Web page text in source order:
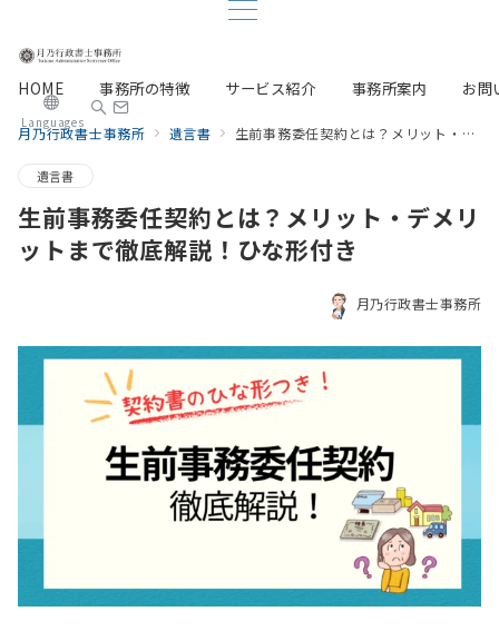
Languages
HOME 事務所の特徴 サービス紹介 事務所案内 お問
月乃行政書士事務所 遺言書 生前事務委任契約とは？メリット・デメリットまで徹底解説！ひな形付き
遺言書
生前事務委任契約とは？メリット・デメリ
ットまで徹底解説！ひな形付き
月乃行政書士事務所